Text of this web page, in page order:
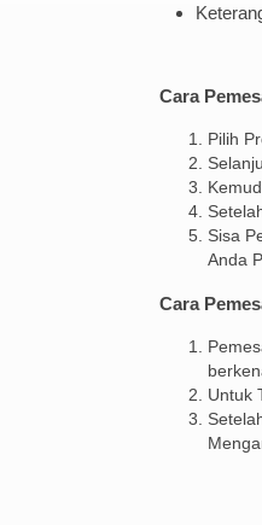
Cara
Pilih
Sisa
Anda
Cara
Untuk